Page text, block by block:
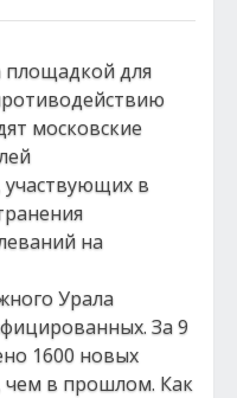
площадкой для
московские
участвующих в
на
Урала
За 9
1600 новых
чем в прошлом. Как